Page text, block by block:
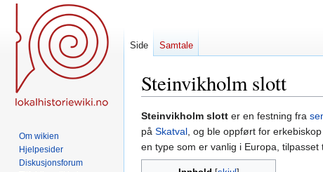
Steinvikholm slott
Hopp
til
navigering
Hopp
til
søk
Steinvikholm slott er en festning fra
på Skatval, og ble oppført for erkebiskop
en type som er vanlig i Europa, tilpasset
Side Samtale
Om wikien
Hjelpesider
Diskusjonsforum